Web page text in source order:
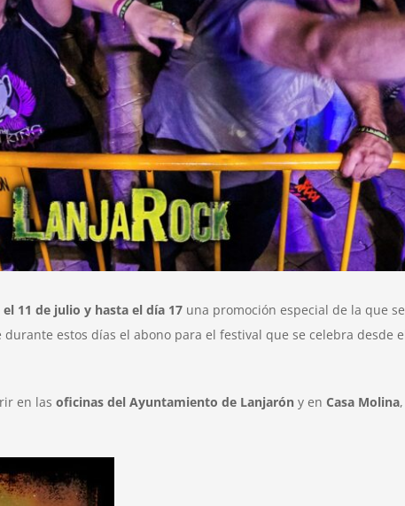
el 11 de julio y hasta el día 17 una promoción especial de la que
estos días el abono para el festival que se celebra desde
en las oficinas del Ayuntamiento de Lanjarón y en Casa Molina